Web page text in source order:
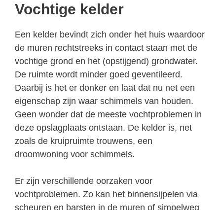
Vochtige kelder
Een kelder bevindt zich onder het huis waardoor
de muren rechtstreeks in contact staan met de
vochtige grond en het (opstijgend) grondwater.
De ruimte wordt minder goed geventileerd.
Daarbij is het er donker en laat dat nu net een
eigenschap zijn waar schimmels van houden.
Geen wonder dat de meeste vochtproblemen in
deze opslagplaats ontstaan. De kelder is, net
zoals de kruipruimte trouwens, een
droomwoning voor schimmels.
Er zijn verschillende oorzaken voor
vochtproblemen. Zo kan het binnensijpelen via
scheuren en barsten in de muren of simpelweg